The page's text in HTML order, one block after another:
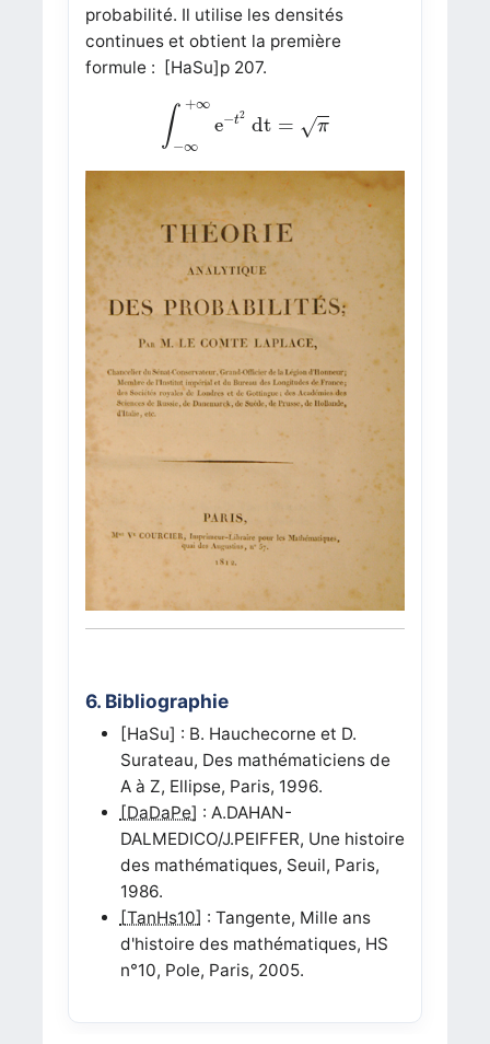
probabilité. Il utilise les densités
continues et obtient la première
formule : [HaSu]p 207.
∫ +∞
−∞
e−t2 dt = √π
−∞+
6. Bibliographie
[HaSu] : B. Hauchecorne et D.
Surateau, Des mathématiciens de
A à Z, Ellipse, Paris, 1996.
[DaDaPe] : A.DAHAN-
DALMEDICO/J.PEIFFER, Une histoire
des mathématiques, Seuil, Paris,
1986.
[TanHs10] : Tangente, Mille ans
d'histoire des mathématiques, HS
n°10, Pole, Paris, 2005.